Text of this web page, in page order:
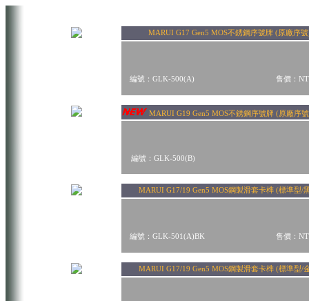
MARUI G17 Gen5 MOS不銹鋼序號牌 (原廠序
編號：GLK-500(A) 售價：
MARUI G19 Gen5 MOS不銹鋼序號牌 (原廠序
編號：GLK-500(B)
MARUI G17/19 Gen5 MOS鋼製滑套卡榫 (標準型/
編號：GLK-501(A)BK 售價：
MARUI G17/19 Gen5 MOS鋼製滑套卡榫 (標準型/